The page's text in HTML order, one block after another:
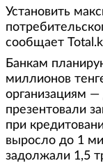
Установить
сообщает
Банкам
миллионов
организациям
презентовали
при
выросло до 1
задолжали 1,5